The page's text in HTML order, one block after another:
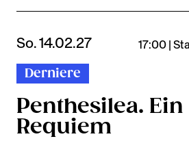
So. 14.02.27 17:00 |
Derniere
Penthesilea. Ein
Requiem